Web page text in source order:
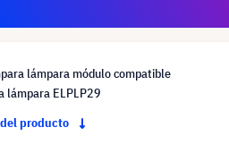
lámpara módulo compatible
lámpara ELPLP29
producto